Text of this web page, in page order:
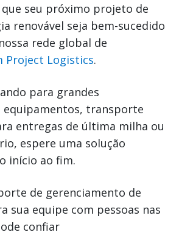
seu próximo projeto de
renovável seja bem-sucedido
rede global de
Project Logistics.
para grandes
equipamentos, transporte
entregas de última milha ou
espere uma solução
início ao fim.
de gerenciamento de
sua equipe com pessoas nas
confiar